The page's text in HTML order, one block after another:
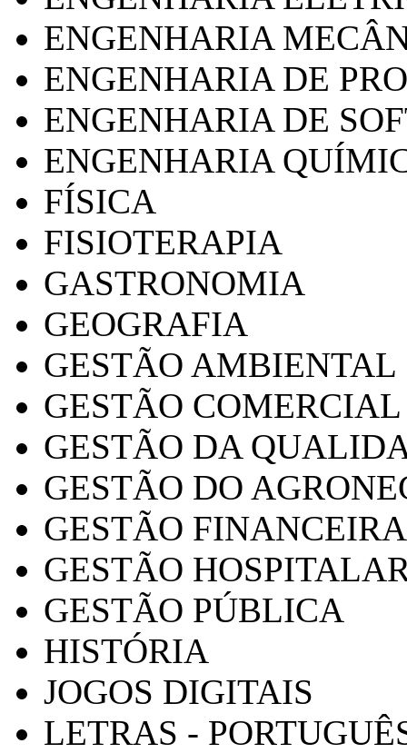
ENGENHARIA
ENGENHARIA DE
ENGENHARIA DE
ENGENHARIA
FÍSICA
FISIOTERAPIA
GASTRONOMIA
GEOGRAFIA
GESTÃO AMBIENTAL
GESTÃO COMERCIAL
GESTÃO DA
GESTÃO DO
GESTÃO FINANCEIRA
GESTÃO
GESTÃO PÚBLICA
HISTÓRIA
JOGOS DIGITAIS
LETRAS -